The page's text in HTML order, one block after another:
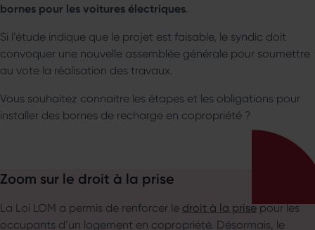
bornes pour les voitures électriques
Si l’étude indique que le projet est faisable, le syndic doit
convoquer une nouvelle assemblée générale pour soumettre
au vote la réalisation des travaux.
Vous souhaitez connaitre les étapes et les obligations pour
installer des bornes de recharge en copropriété ?
Zoom sur le droit à la prise
La Loi LOM a permis de renforcer le droit à la prisepour les
occupants d’un logement en copropriété. Désormais, le